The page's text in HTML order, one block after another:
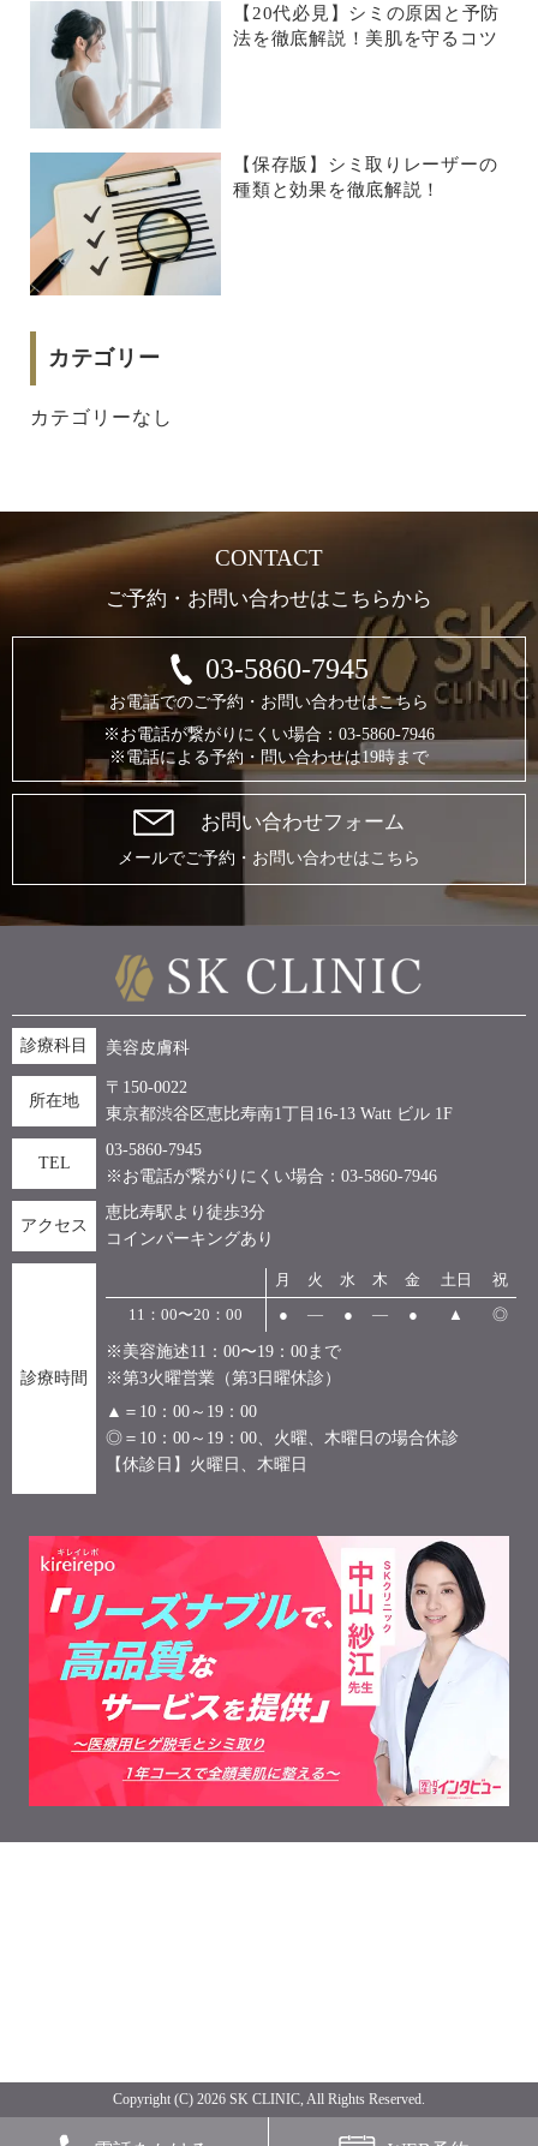
【20代必見】シミの原因と予防
法を徹底解説！美肌を守るコツ
【保存版】シミ取りレーザーの
種類と効果を徹底解説！
カテゴリー
カテゴリーなし
CONTACT
ご予約・お問い合わせはこちらから
03-5860-7945
お電話でのご予約・お問い合わせはこちら
※お電話が繋がりにくい場合：03-5860-7946
※電話による予約・問い合わせは19時まで
お問い合わせフォーム
メールでご予約・お問い合わせはこちら
診療科目 美容皮膚科
所在地
〒150-0022
東京都渋谷区恵比寿南1丁目16-13 Watt ビル 1F
TEL
03-5860-7945
※お電話が繋がりにくい場合：03-5860-7946
アクセス
恵比寿駅より徒歩3分
コインパーキングあり
診療時間
月 火 水 木 金 土日
祝
11：00〜20：00
● ― ● ― ● ▲ ◎
※美容施述11：00〜19：00まで
※第3火曜営業（第3日曜休診）
▲＝10：00～19：00
◎＝10：00～19：00、火曜、木曜日の場合休診
【休診日】火曜日、木曜日
Copyright (C) 2026 SK CLINIC, All Rights Reserved.